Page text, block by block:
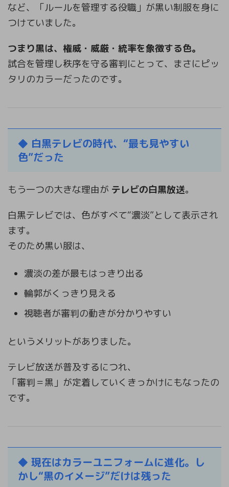
など、「ルールを管理する役職」が黒い制服を身に
つけていました。
つまり黒は、権威・威厳・統率を象徴する色。
試合を管理し秩序を守る審判にとって、まさにピッ
タリのカラーだったのです。
◆ 白黒テレビの時代、“最も見やすい
色”だった
もう一つの大きな理由が テレビの白黒放送。
白黒テレビでは、色がすべて“濃淡”として表示され
ます。
そのため黒い服は、
濃淡の差が最もはっきり出る
輪郭がくっきり見える
視聴者が審判の動きが分かりやすい
というメリットがありました。
テレビ放送が普及するにつれ、
「審判＝黒」が定着していくきっかけにもなったの
です。
◆ 現在はカラーユニフォームに進化。し
かし“黒のイメージ”だけは残った